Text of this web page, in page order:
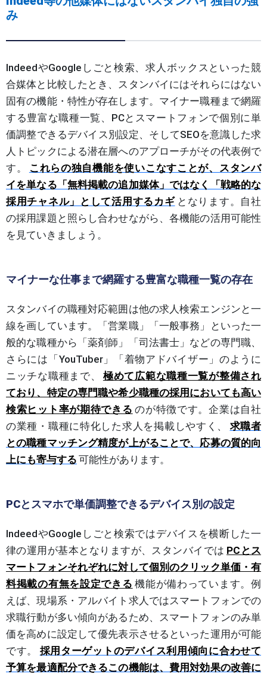
み
IndeedやGoogleしごと検索、求人ボックスといった競
合媒体と比較したとき、スタンバイにはそれらにはない
固有の機能・特性が存在します。マイナー職種まで網羅
する豊富な職種一覧、PCとスマートフォンで個別に単
価調整できるデバイス別設定、そしてSEOを意識した求
人トピックによる潜在層へのアプローチがその代表例で
す。
これらの独自機能を使いこなすことが、スタンバ
イを単なる「無料掲載の追加媒体」ではなく「戦略的な
採用チャネル」として活用するカギ となります。自社
の採用課題と照らし合わせながら、各機能の活用可能性
を見ていきましょう。
マイナーな仕事まで網羅する豊富な職種一覧の存在
スタンバイの職種対応範囲は他の求人検索エンジンと一
線を画しています。「営業職」「一般事務」といった一
般的な職種から「薬剤師」「司法書士」などの専門職、
さらには「YouTuber」「着物アドバイザー」のように
ニッチな職種まで、
極めて広範な職種一覧が整備され
ており、特定の専門職や希少職種の採用においても高い
検索ヒット率が期待できる のが特徴です。企業は自社
の業種・職種に特化した求人を掲載しやすく、
求職者
との職種マッチング精度が上がることで、応募の質的向
上にも寄与する 可能性があります。
PCとスマホで単価調整できるデバイス別の設定
IndeedやGoogleしごと検索ではデバイスを横断した一
律の運用が基本となりますが、スタンバイでは PCとス
マートフォンそれぞれに対して個別のクリック単価・有
料掲載の有無を設定できる 機能が備わっています。例
えば、現場系・アルバイト求人ではスマートフォンでの
求職行動が多い傾向があるため、スマートフォンのみ単
価を高めに設定して優先表示させるといった運用が可能
です。
採用ターゲットのデバイス利用傾向に合わせて
予算を最適配分できるこの機能は、費用対効果の改善に